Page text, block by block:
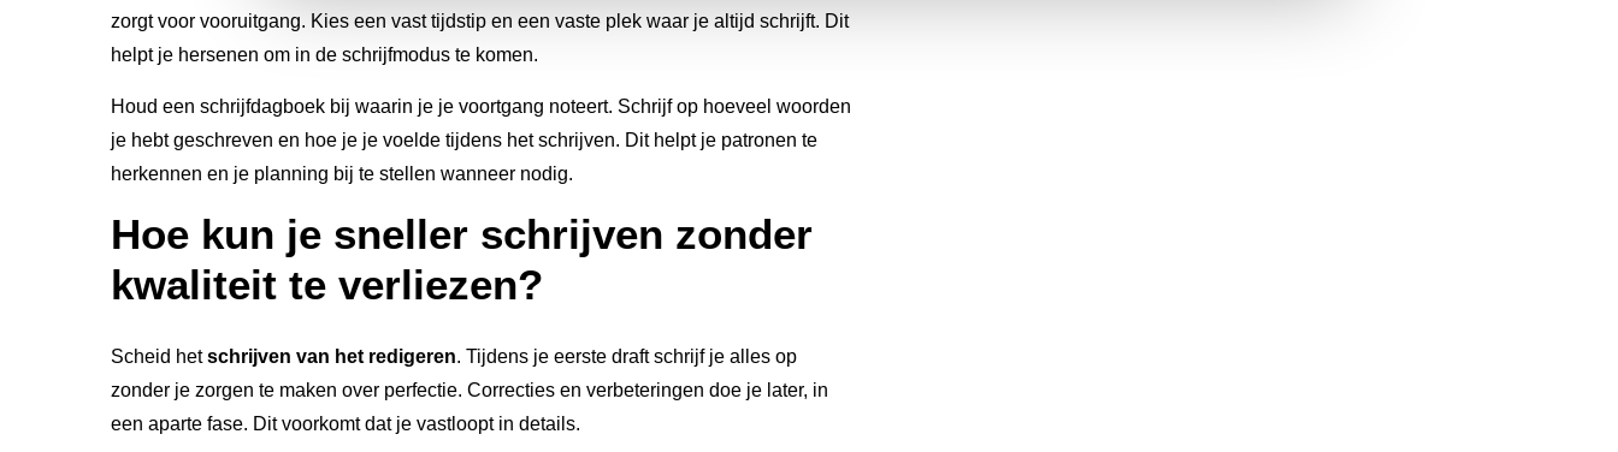
zorgt voor vooruitgang. Kies een vast tijdstip en een vaste plek waar je altijd schrijft. Dit
helpt je hersenen om in de schrijfmodus te komen.
Houd een schrijfdagboek bij waarin je je voortgang noteert. Schrijf op hoeveel woorden
je hebt geschreven en hoe je je voelde tijdens het schrijven. Dit helpt je patronen te
herkennen en je planning bij te stellen wanneer nodig.
Hoe kun je sneller schrijven zonder
kwaliteit te verliezen?
Scheid hetschrijven van het redigeren. Tijdens je eerste draft schrijf je alles op
zonder je zorgen te maken over perfectie. Correcties en verbeteringen doe je later, in
een aparte fase. Dit voorkomt dat je vastloopt in details.